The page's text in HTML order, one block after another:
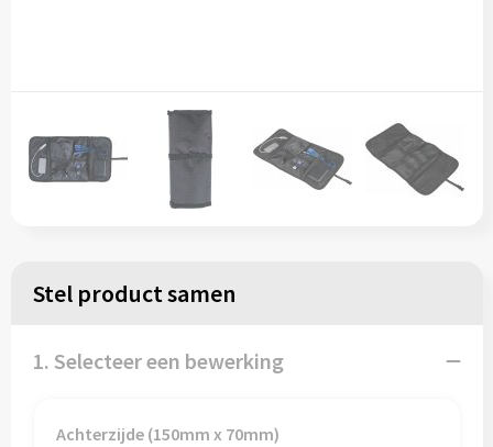
Stel product samen
1. Selecteer een bewerking
Achterzijde (150mm x 70mm)